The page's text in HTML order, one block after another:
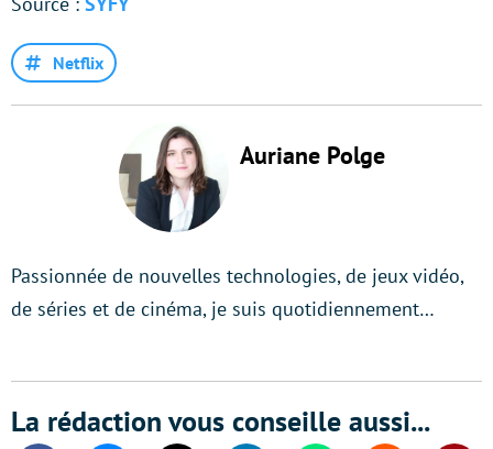
Netflix
Auriane Polge
Passionnée de nouvelles technologies, de jeux vidéo,
de séries et de cinéma, je suis quotidiennement…
La rédaction vous conseille aussi...